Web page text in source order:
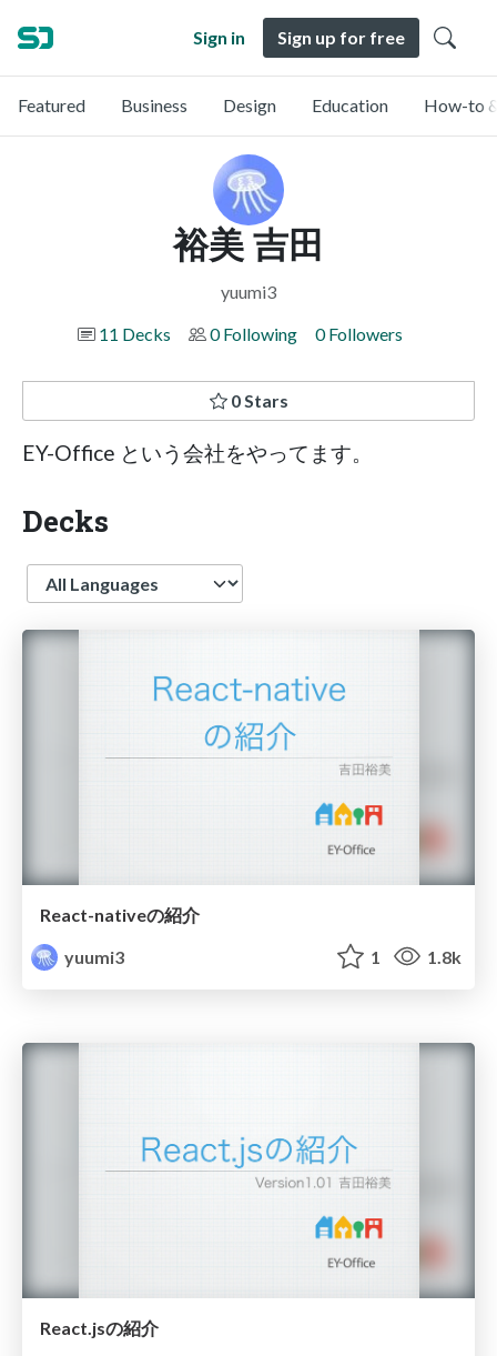
Sign in Sign up for free
Featured Business Design Education How-to
裕美 吉田
yuumi3
11 Decks
0 Following 0 Followers
0 Stars
EY-Office という会社をやってます。
Decks
Language
React-nativeの紹介
yuumi3
1 1.8k
React.jsの紹介